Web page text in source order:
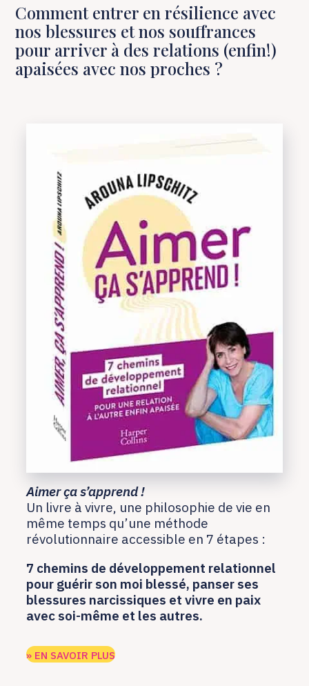
Comment entrer en résilience avec
nos blessures et nos souffrances
pour arriver à des relations (enfin!)
apaisées avec nos proches ?
Aimer ça s’apprend !
Un livre à vivre, une philosophie de vie en
même temps qu’une méthode
révolutionnaire accessible en 7 étapes :
7 chemins de développement relationnel
pour guérir son moi blessé, panser ses
blessures narcissiques et vivre en paix
avec soi-même et les autres.
» EN SAVOIR PLUS